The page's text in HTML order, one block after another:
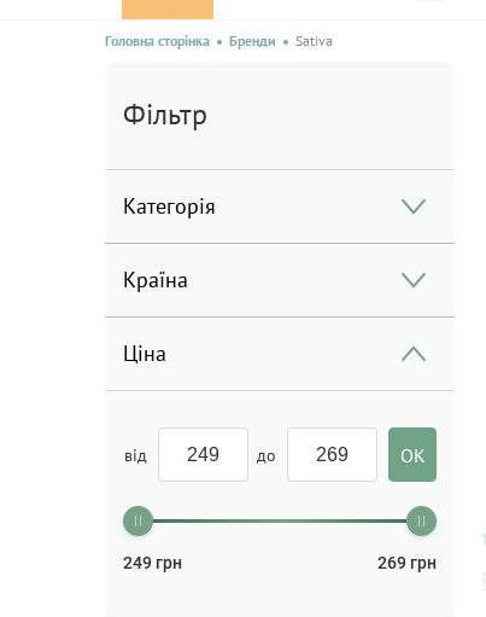
Головна сторінка Бренди Sativa
Фільтр
Категорія
Країна
Ціна
від до
249 грн 269 грн